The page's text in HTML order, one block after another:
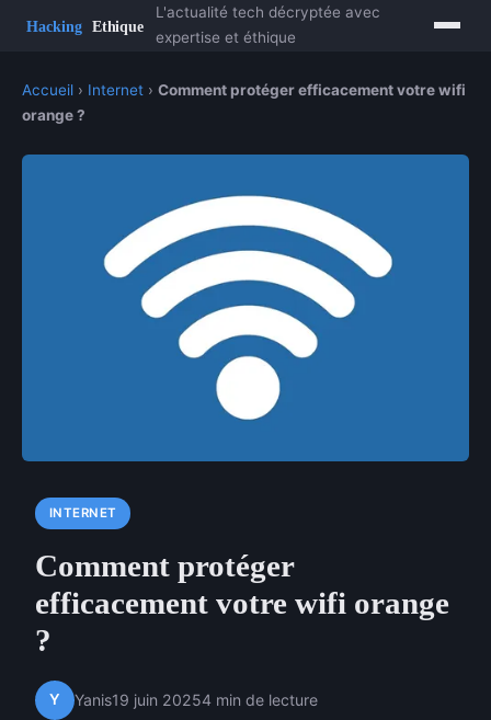
L'actualité tech décryptée avec
expertise et éthique
Accueil › Internet › Comment protéger efficacement votre wifi
orange ?
INTERNET
Comment protéger
efficacement votre wifi orange
?
Y Yanis19 juin 20254 min de lecture